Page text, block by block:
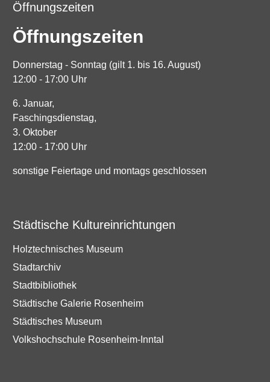
Öffnungszeiten
Öffnungszeiten
Donnerstag - Sonntag (gilt 1. bis 16. August)
12:00 - 17:00 Uhr
6. Januar,
Faschingsdienstag,
3. Oktober
12:00 - 17:00 Uhr
sonstige Feiertage und montags geschlossen
Städtische Kultureinrichtungen
Holztechnisches Museum
Stadtarchiv
Stadtbibliothek
Städtische Galerie Rosenheim
Städtisches Museum
Volkshochschule Rosenheim-Inntal